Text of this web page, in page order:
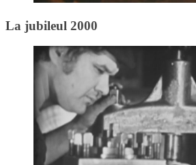
La jubileul 2000